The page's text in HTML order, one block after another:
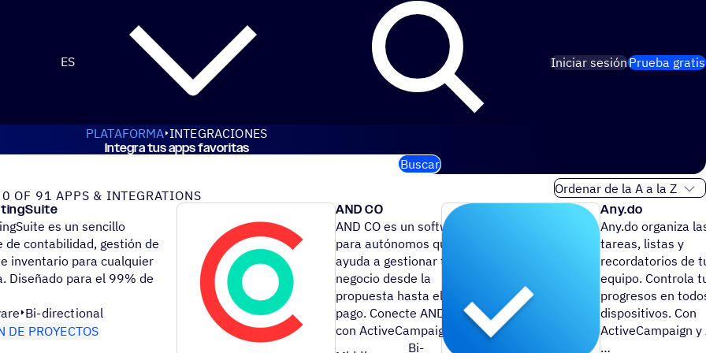
ES Iniciar sesiónPrueba gratis
PLATAFORMA INTEGRACIONES
Integra tus apps favoritas
Buscar
OF 91 APPS & INTEGRATIONS
Orden de clasificación
es un sencillo
de contabilidad, gestión de
inventario para cualquier
Diseñado para el 99% de
Bi-directional
DE PROYECTOS
AND CO
AND CO es un software
para autónomos que te
ayuda a gestionar tu
negocio desde la
propuesta hasta el
pago. Conecte AND CO
con ActiveCampaign…
Bi-
Any.do
Any.do organiza
tareas, listas y
recordatorios de
equipo. Controla
progresos en
dispositivos. Con
ActiveCampaign y
…